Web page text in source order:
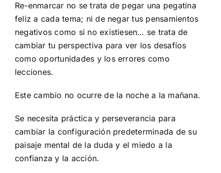
Re-enmarcar no se trata de pegar una pegatina
feliz a cada tema; ni de negar tus pensamientos
negativos como si no existiesen… se trata de
cambiar tu perspectiva para ver los desafíos
como oportunidades y los errores como
lecciones.
Este cambio no ocurre de la noche a la mañana.
Se necesita práctica y perseverancia para
cambiar la configuración predeterminada de su
paisaje mental de la duda y el miedo a la
confianza y la acción.